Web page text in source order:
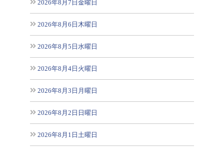
2026年8月7日金曜日
2026年8月6日木曜日
2026年8月5日水曜日
2026年8月4日火曜日
2026年8月3日月曜日
2026年8月2日日曜日
2026年8月1日土曜日